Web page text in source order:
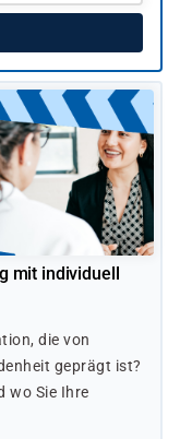
mit individuell
die von
geprägt ist?
wo Sie Ihre